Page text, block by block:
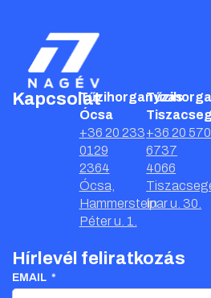
KapcsolatTűzihorganyzás
Ócsa
+36 20 233
0129
2364
Ócsa,
Hammerstein
Péter u. 1.
+36 20 570
6737
4066
Ipar u. 30.
Hírlevél feliratkozás
EMAIL